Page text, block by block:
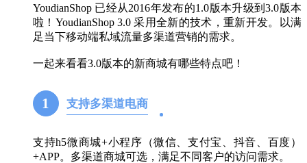
YoudianShop 已经从2016年发布的1.0版本升级到3.0版本
啦！YoudianShop 3.0 采用全新的技术，重新开发。以满
足当下移动端私域流量多渠道营销的需求。
一起来看看3.0版本的新商城有哪些特点吧！
1 支持多渠道电商
支持h5微商城+小程序（微信、支付宝、抖音、百度）
+APP。多渠道商城可选，满足不同客户的访问需求。